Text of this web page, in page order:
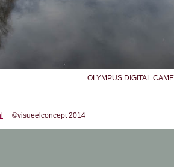
OLYMPUS DIGITAL
©visueelconcept 2014